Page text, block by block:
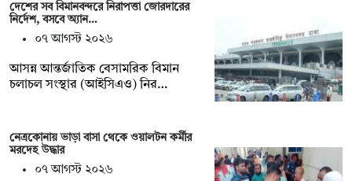
দেশের সব বিমানবন্দরে নিরাপত্তা জোরদারের
নির্দেশ, বসবে অ্যান…
০৭ আগস্ট ২০২৬
আসন্ন আন্তর্জাতিক বেসামরিক বিমান
চলাচল সংস্থার (আইসিএও) নির…
নেত্রকোনায় ভাড়া বাসা থেকে ওয়ালটন কর্মীর
মরদেহ উদ্ধার
০৭ আগস্ট ২০২৬